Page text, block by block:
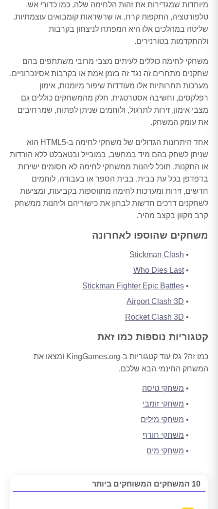
מיוחדות שמגדירות את זהות הלחימה שלה, כמו כדורי אש,
טלפורטציה, התקפות קרח, או שרשראות קומבואים עוצמתיות.
שליטה במהלכים אלו היא המפתח לניצחון בקרבות
ולהתקדמות בטורנירים.
משחקי לחימה כוללים לעיתים מצבי מרובי משתתפים בהם
שחקנים מתחרים זה נגד זה בזמן אמת או בקרבות אסינכרוניים.
מערכות תחרותיות אלו מעודדות שיפור מיומנות, אימון
רפלקסים, וחשיבה אסטרטגית. חלק מהמשחקים כוללים גם
מצבי אימון, זירות לתרגול, ולוחמים שניתן לפתוח, שמרחיבים
את עומק המשחק.
אחד היתרונות הגדולים של משחקי לחימה ב-HTML5 הוא
שניתן לשחק בהם מיד במחשב, במובייל ובטאבלט ללא הורדות
או התקנות. תוכל ליהנות ממשחקי לחימה לא חסומים ישירות
בדפדפן בכל עת בבית, בבית הספר או בעבודה. לוחמים
חדשים, זירות ומערכות לחימה מתווספות בקביעות, ומציעות
לשחקנים דרכים חדשות לבחון את כישוריהם וליהנות ממשחק
קרב מקוון בקצב מהיר.
משחקים שהוספו לאחרונה
Stickman Clash
Who Dies Last
Stickman Fighter Epic Battles
Airport Clash 3D
Rocket Clash 3D
קטגוריות נוספות כמו זאת
כמו זה? גלו עוד קטגוריות ב-KingGames.org ומצאו את
המשחק החינמי הבא שלכם.
משחקי טיסה
משחקי זומבי
משחקי מילים
משחקי חורף
משחקי מים
10 המשחקים המשוחקים ביותר